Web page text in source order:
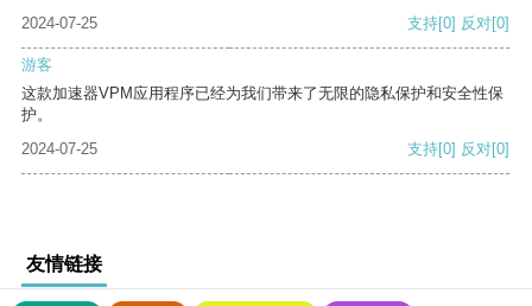
2024-07-25
支持[0] 反对[0]
游客
这款加速器VPM应用程序已经为我们带来了无限的隐私保护和安全性保
护。
2024-07-25
支持[0] 反对[0]
友情链接